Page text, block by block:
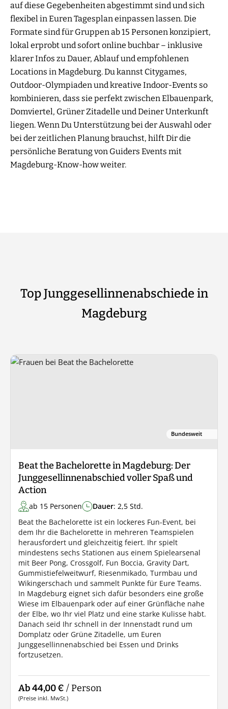
auf diese Gegebenheiten abgestimmt sind und sich
flexibel in Euren Tagesplan einpassen lassen. Die
Formate sind für Gruppen ab 15 Personen konzipiert,
lokal erprobt und sofort online buchbar – inklusive
klarer Infos zu Dauer, Ablauf und empfohlenen
Locations in Magdeburg. Du kannst Citygames,
Outdoor-Olympiaden und kreative Indoor-Events so
kombinieren, dass sie perfekt zwischen Elbauenpark,
Domviertel, Grüner Zitadelle und Deiner Unterkunft
liegen. Wenn Du Unterstützung bei der Auswahl oder
bei der zeitlichen Planung brauchst, hilft Dir die
persönliche Beratung von Guiders Events mit
Magdeburg-Know-how weiter.
Top Junggesellinnenabschiede in
Magdeburg
Bundesweit
Beat the Bachelorette in Magdeburg: Der
Junggesellinnenabschied voller Spaß und
Action
ab 15 Personen Dauer: 2,5 Std.
Beat the Bachelorette ist ein lockeres Fun-Event, bei
dem Ihr die Bachelorette in mehreren Teamspielen
herausfordert und gleichzeitig feiert. Ihr spielt
mindestens sechs Stationen aus einem Spielearsenal
mit Beer Pong, Crossgolf, Fun Boccia, Gravity Dart,
Gummistiefelweitwurf, Riesenmikado, Turmbau und
Wikingerschach und sammelt Punkte für Eure Teams.
In Magdeburg eignet sich dafür besonders eine große
Wiese im Elbauenpark oder auf einer Grünfläche nahe
der Elbe, wo Ihr viel Platz und eine starke Kulisse habt.
Danach seid Ihr schnell in der Innenstadt rund um
Domplatz oder Grüne Zitadelle, um Euren
Junggesellinnenabschied bei Essen und Drinks
fortzusetzen.
Ab 44,00 € / Person
(Preise inkl. MwSt.)